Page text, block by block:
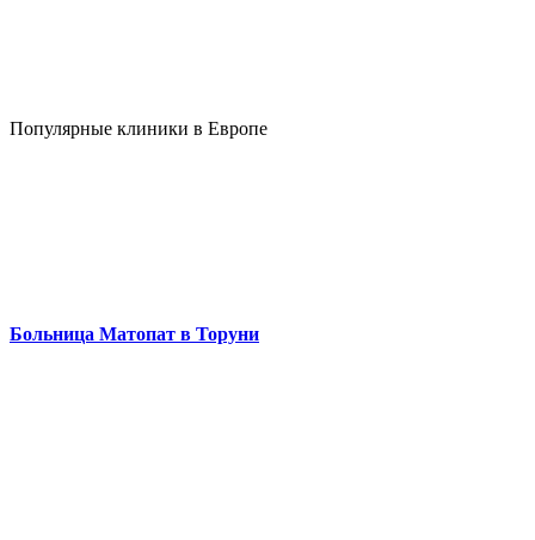
Популярные клиники в Европе
Больница Матопат в Торуни